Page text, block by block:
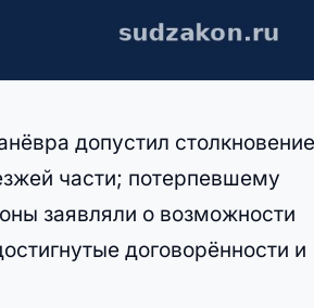
допустил
части; потерпевшему
заявляли о возможности
договорённости и